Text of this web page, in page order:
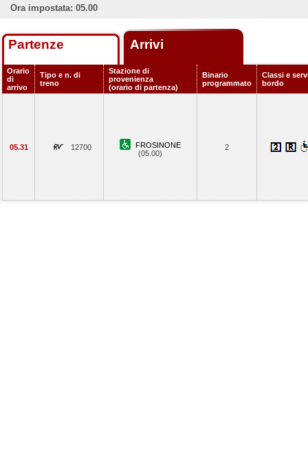
Ora impostata: 05.00
Partenze Arrivi
Orario
di
arrivo
Tipo e n. di
treno
Stazione di
provenienza
(orario di partenza)
Binario
programmato
Classi e
bordo
05.31 12700
FROSINONE
(05.00)
2